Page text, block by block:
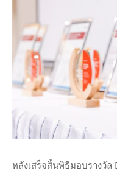
หลังเสร็จสิ้นพิธีมอบรางวัล